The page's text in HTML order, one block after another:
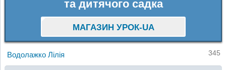
та дитячого садка
МАГАЗИН УРОК-UA
Водолажко Лілія 345